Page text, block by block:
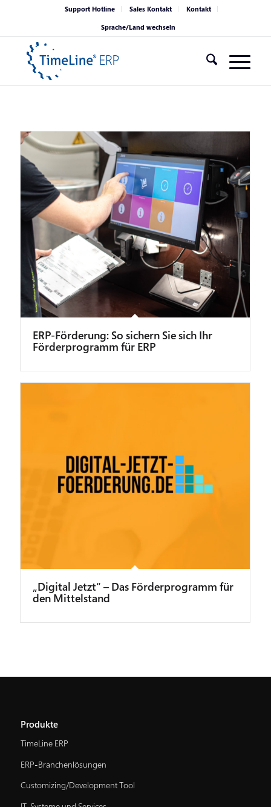
Support Hotline Sales Kontakt
Kontakt
Sprache/Land wechseln
ERP-Förderung: So sichern Sie sich Ihr
Förderprogramm für ERP
„Digital Jetzt“ – Das Förderprogramm für
den Mittelstand
Produkte
TimeLine ERP
ERP-Branchenlösungen
Customizing/Development Tool